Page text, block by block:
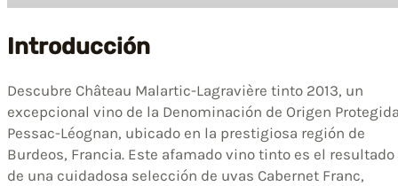
Introducción
Descubre Château Malartic-Lagravière tinto 2013, un
excepcional vino de la Denominación de Origen
Pessac-Léognan, ubicado en la prestigiosa región de
Burdeos, Francia. Este afamado vino tinto es el resultado
de una cuidadosa selección de uvas Cabernet Franc,